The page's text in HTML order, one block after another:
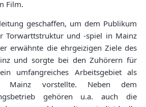
Film.
geschaffen, um dem Publikum
Torwarttstruktur und -spiel in Mainz
erwähnte die ehrgeizigen Ziele des
und sorgte bei den Zuhörern für
umfangreiches Arbeitsgebiet als
Mainz vorstellte. Neben dem
gehören u.a. auch die